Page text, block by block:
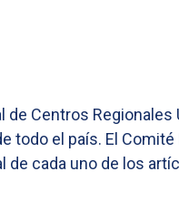
Centros
el país. El
cada uno de los